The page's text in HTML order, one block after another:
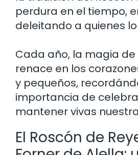
perdura en el tiempo,
deleitando a quienes
Cada año, la magia
renace en los
y pequeños,
importancia de
mantener vivas
El Roscón de